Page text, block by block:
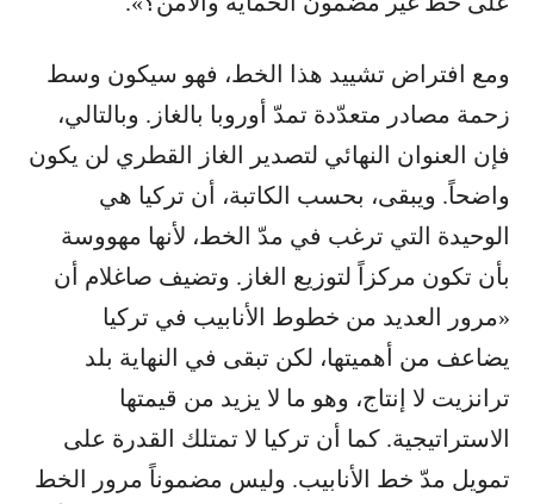
ومع افتراض تشييد هذا الخط، فهو سيكون وسط
زحمة مصادر متعدّدة تمدّ أوروبا بالغاز. وبالتالي،
فإن العنوان النهائي لتصدير الغاز القطري لن يكون
واضحاً. ويبقى، بحسب الكاتبة، أن تركيا هي
الوحيدة التي ترغب في مدّ الخط، لأنها مهووسة
بأن تكون مركزاً لتوزيع الغاز. وتضيف صاغلام أن
«مرور العديد من خطوط الأنابيب في تركيا
يضاعف من أهميتها، لكن تبقى في النهاية بلد
ترانزيت لا إنتاج، وهو ما لا يزيد من قيمتها
الاستراتيجية. كما أن تركيا لا تمتلك القدرة على
تمويل مدّ خط الأنابيب. وليس مضموناً مرور الخط